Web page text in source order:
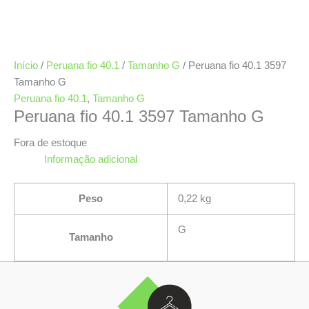
Início / Peruana fio 40.1 / Tamanho G / Peruana fio 40.1 3597
Tamanho G
Peruana fio 40.1 , Tamanho G
Peruana fio 40.1 3597 Tamanho G
Fora de estoque
Informação adicional
Peso 0,22 kg
Tamanho
G